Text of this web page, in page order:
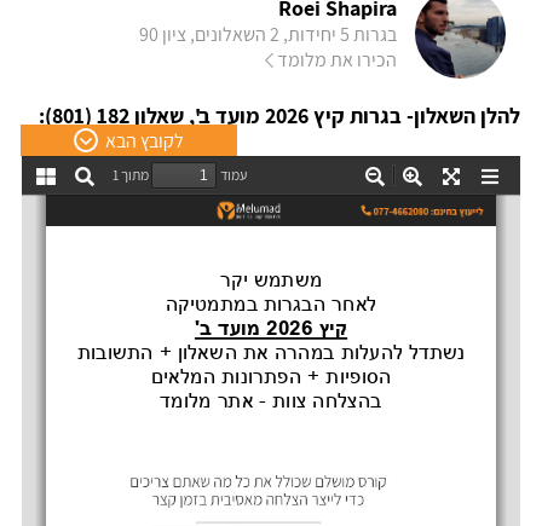
Roei Shapira
בגרות 5 יחידות, 2 השאלונים, ציון 90
הכירו את מלומד
להלן השאלון- בגרות קיץ 2026 מועד ב', שאלון 182 (801):
לקובץ הבא